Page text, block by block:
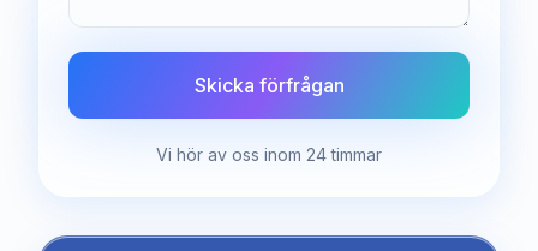
Skicka förfrågan
Vi hör av oss inom 24 timmar